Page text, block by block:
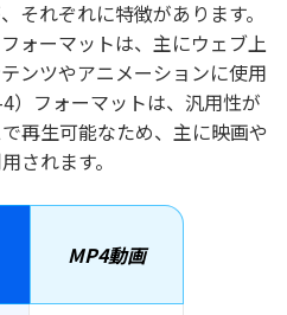
それぞれに特徴があります。
ォーマットは、主にウェブ上
ンツやアニメーションに使用
）フォーマットは、汎用性が
再生可能なため、主に映画や
されます。
MP4動画